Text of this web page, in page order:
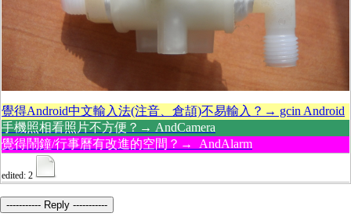
覺得Android中文輸入法(注音、倉頡)不易輸入？→ gcin Android
手機照相看照片不方便？→ AndCamera
覺得鬧鐘/行事曆有改進的空間？→ AndAlarm
edited: 2
----------- Reply -----------